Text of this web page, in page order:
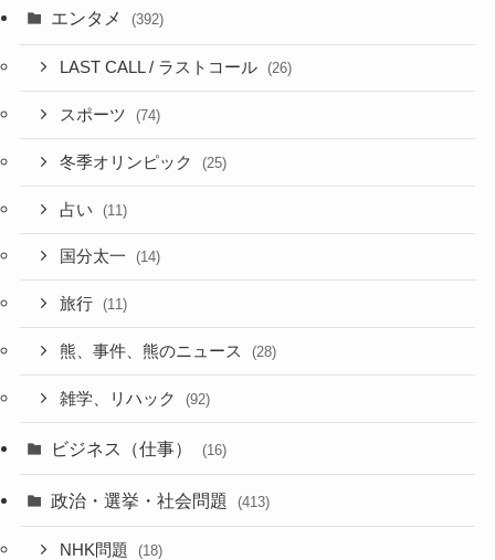
エンタメ (392)
LAST CALL / ラストコール (26)
スポーツ (74)
冬季オリンピック (25)
占い (11)
国分太一 (14)
旅行 (11)
熊、事件、熊のニュース (28)
雑学、リハック (92)
ビジネス（仕事） (16)
政治・選挙・社会問題 (413)
NHK問題 (18)